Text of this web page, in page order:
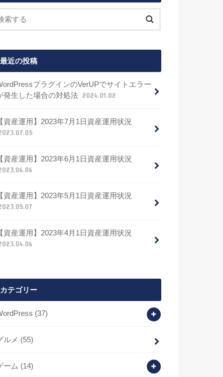
最近の投稿
プラグインのVerUPでサイトエラー
発生した場合の対処法 2024.01.02
【資産運用】2023年7月1日資産運用状況
【資産運用】2023年6月1日資産運用状況
【資産運用】2023年5月1日資産運用状況
【資産運用】2023年4月1日資産運用状況
カテゴリー
(37)
ルメ (55)
ーム (14)